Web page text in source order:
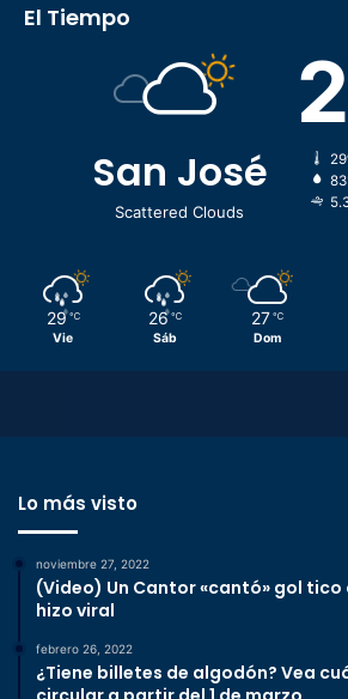
El Tiempo
San José
Scattered Clouds
29 ℃
Vie
26 ℃
Sáb
27 ℃
Dom
Lo más visto
noviembre 27, 2022
(Video) Un Cantor «cantó» gol tico
hizo viral
febrero 26, 2022
¿Tiene billetes de algodón? Vea